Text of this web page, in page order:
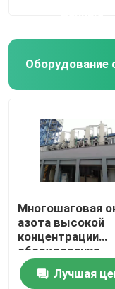
Многошаговая
азота высокой
концентрации
оборудования
обработки газа
отходаЛучшая